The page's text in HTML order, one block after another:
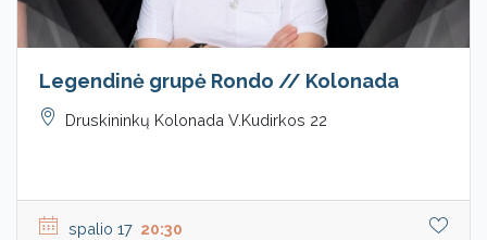
Legendinė grupė Rondo // Kolonada
Druskininkų Kolonada V.Kudirkos 22
spalio 17 20:30